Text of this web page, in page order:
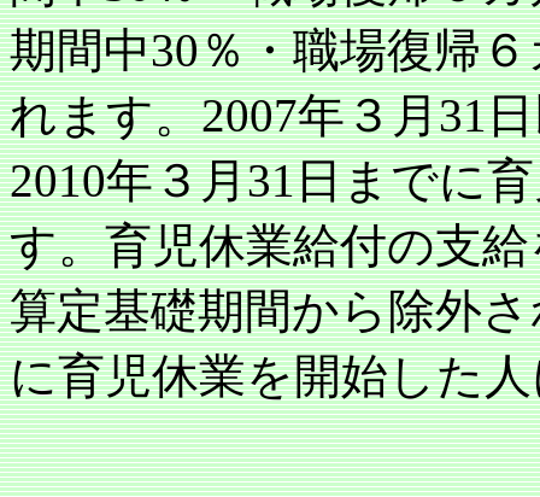
期間中30％・職場復帰
れます。2007年３月31
2010年３月31日までに
す。育児休業給付の支
算定基礎期間から除外
に育児休業を開始した